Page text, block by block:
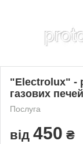
"Electrolux" -
газових
Послуга
від 450 ₴